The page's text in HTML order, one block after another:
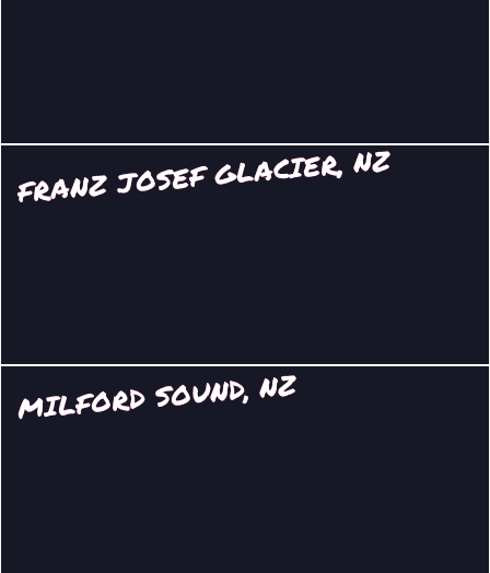
FRANZ JOSEF GLACIER, NZ
MILFORD SOUND, NZ